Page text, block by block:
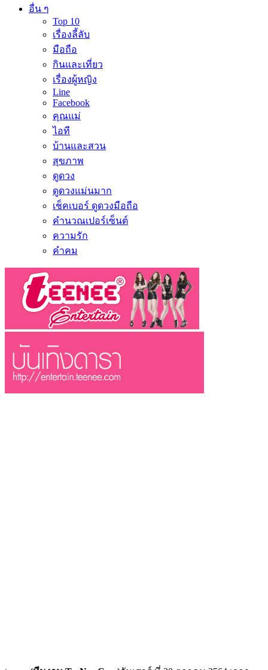
อื่น ๆ
Top 10
เรื่องลี้ลับ
มือถือ
กินและเที่ยว
เรื่องผู้หญิง
Line
Facebook
คุณแม่
ไอที
บ้านและสวน
สุขภาพ
ดูดวง
ดูดวงแม่นมาก
เช็คเบอร์ ดูดวงมือถือ
คำนวณเปอร์เซ็นต์
ความรัก
คำคม